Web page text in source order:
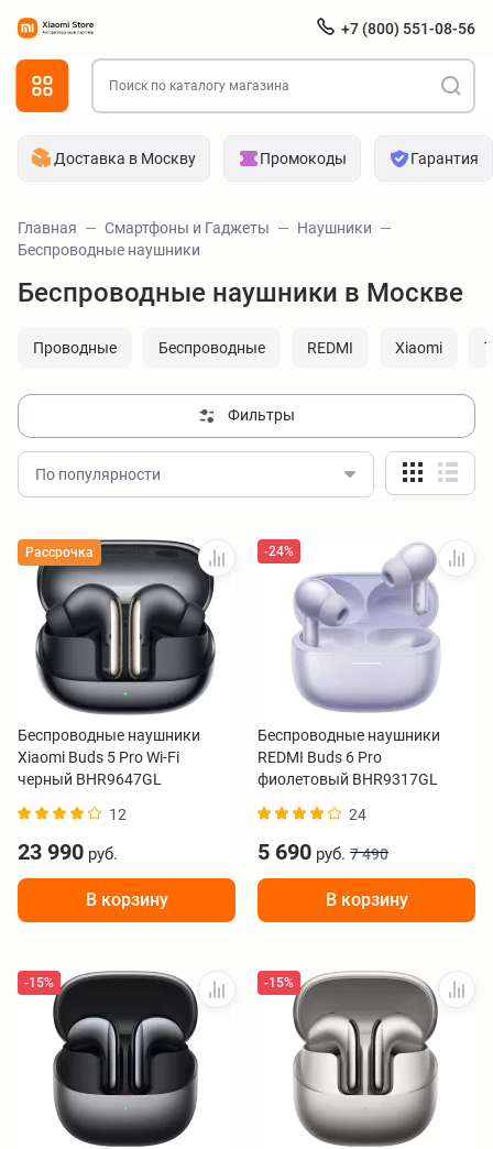
+7 (800) 551-08-56
Доставка в Москву Промокоды Гарантия
Главная Смартфоны и Гаджеты
Наушники
Беспроводные наушники
Беспроводные наушники в Москве
Проводные Беспроводные REDMI Xiaomi
Фильтры
По популярности
Рассрочка
Беспроводные наушники
Xiaomi Buds 5 Pro Wi-Fi
черный BHR9647GL
12
23 990 руб.
В корзину
-24%
Беспроводные наушники
REDMI Buds 6 Pro
фиолетовый BHR9317GL
24
5 690 руб. 7 490
В корзину
-15% -15%